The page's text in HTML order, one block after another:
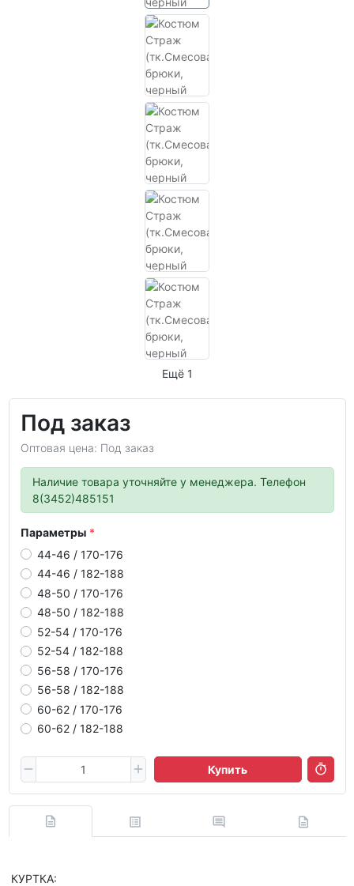
Ещё 1
Под заказ
Оптовая цена: Под заказ
Наличие товара уточняйте у менеджера. Телефон
8(3452)485151
Параметры
44-46 / 170-176
44-46 / 182-188
48-50 / 170-176
48-50 / 182-188
52-54 / 170-176
52-54 / 182-188
56-58 / 170-176
56-58 / 182-188
60-62 / 170-176
60-62 / 182-188
Купить
КУРТКА: